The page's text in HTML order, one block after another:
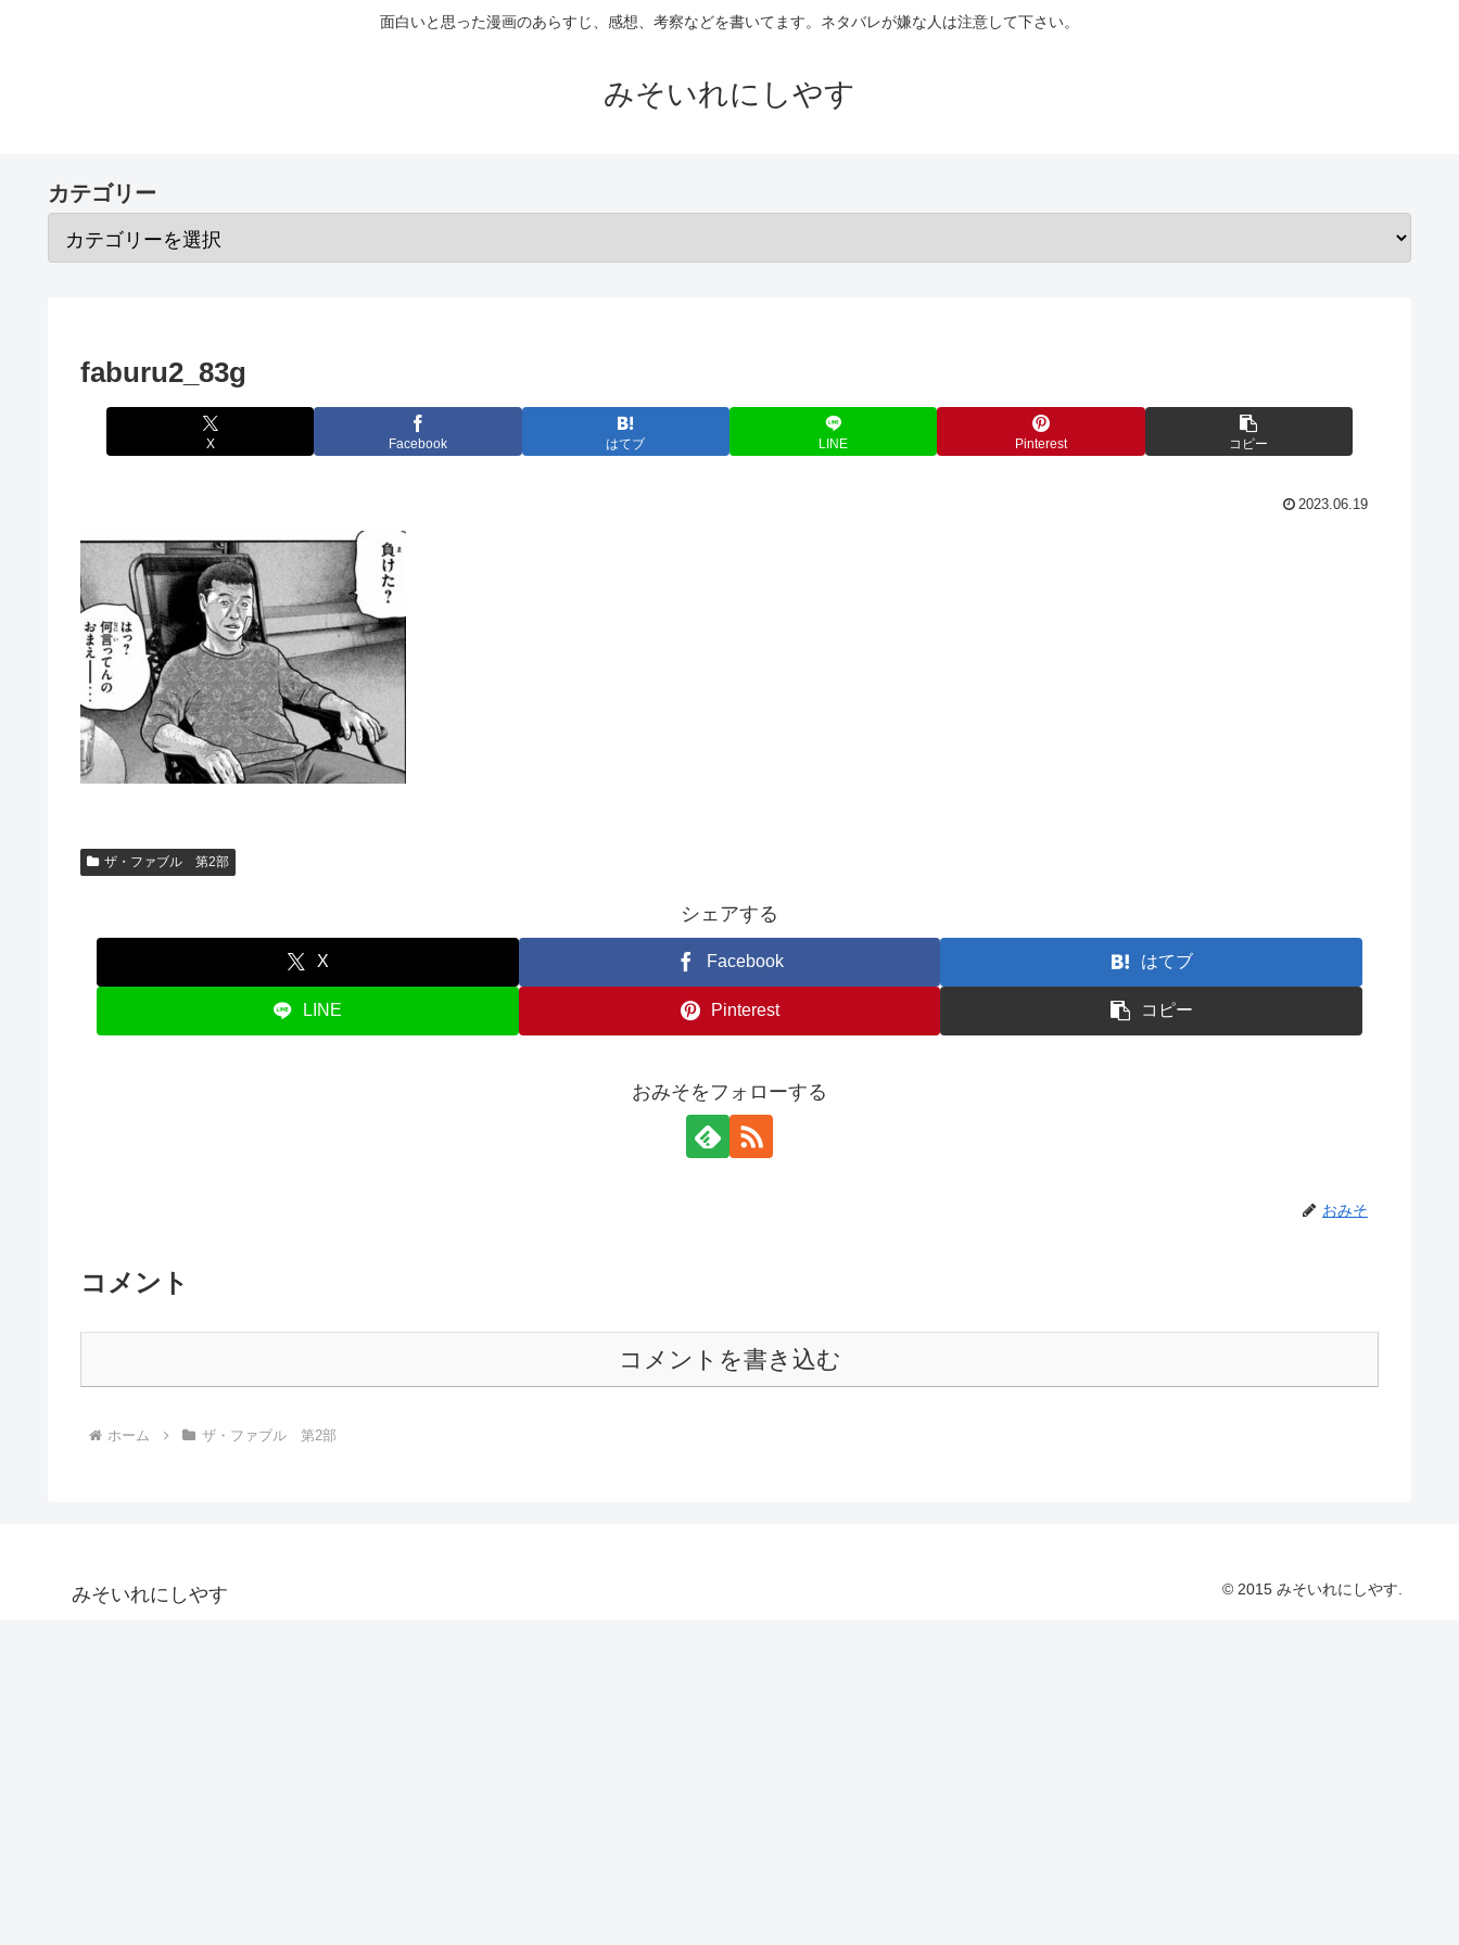
面白いと思った漫画のあらすじ、感想、考察などを書いてます。ネタバレが嫌な人は注意して下さい。
みそいれにしやす
カテゴリー
faburu2_83g
X Facebook はてブ LINE Pinterest コピー
2023.06.19
ザ・ファブル 第2部
シェアする
X Facebook はてブ
LINE Pinterest コピー
おみそをフォローする
おみそ
コメント
コメントを書き込む
ホーム ザ・ファブル 第2部
みそいれにしやす © 2015 みそいれにしやす.